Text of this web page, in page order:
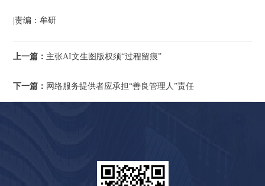
|责编：牟研
上一篇： 主张AI文生图版权须“过程留痕”
下一篇： 网络服务提供者应承担“善良管理人”责任